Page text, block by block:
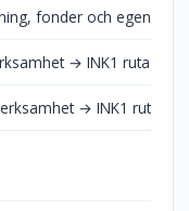
fonder och
→ INK1 ruta 10.1
→ INK1 ruta